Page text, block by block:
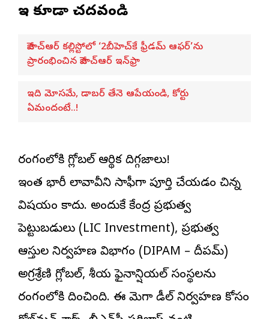
ఇవి కూడా చదవండి
జీహెచ్ఆర్ కల్లిస్టోలో ‘2బీహెచ్‌కే ఫ్రీడమ్ ఆఫర్’ను
ప్రారంభించిన జీహెచ్ఆర్ ఇన్‌ఫ్రా
ఇది మోసమే, డాబర్‌ తేనె ఆపేయండి, కోర్టు
ఏమందంటే..!
రంగంలోకి గ్లోబల్ ఆర్థిక దిగ్గజాలు!
ఇంత భారీ లావాదేవీని సాఫీగా పూర్తి చేయడం చిన్న
విషయం కాదు. అందుకే కేంద్ర ప్రభుత్వ
పెట్టుబడులు (LIC Investment), ప్రభుత్వ
ఆస్తుల నిర్వహణ విభాగం (DIPAM – దీపమ్)
అగ్రశ్రేణి గ్లోబల్, దేశీయ ఫైనాన్షియల్ సంస్థలను
రంగంలోకి దించింది. ఈ మెగా డీల్ నిర్వహణ కోసం